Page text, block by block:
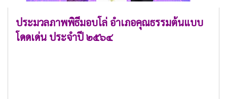
ประมวลภาพพิธีมอบโล่ อำเภอคุณธรรมต้นแบบ
โดดเด่น ประจำปี ๒๕๖๔